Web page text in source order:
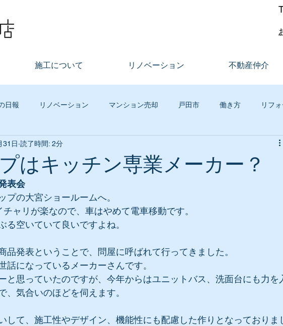
施工について リノベーション 不動産仲介
日報 リノベーション マンション売却 戸田市 働き方 リフ
動産 まちづくり 川口市
タルマーケティング
はキッチン専業メーカー？
31日 読了時間: 2分
表会
プの大宮ショールームへ。
ャリが楽なので、車はやめて電車移動です。
る空いていて良いですよね。
品発表ということで、問屋に呼ばれて行ってきました。
話になっているメーカーさんです。
と思っていたのですが、今年からはユニットバス、洗面台にも力を
、気合いのほどを伺えます。
して、施工性やデザイン、機能性にも配慮した作りとなっておりま